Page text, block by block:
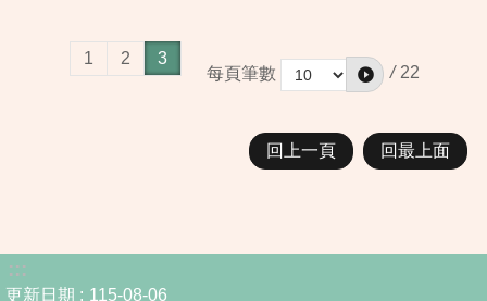
1 2
3
每頁筆數
/ 22
回上一頁 回最上面
:::
更新日期 115-08-06